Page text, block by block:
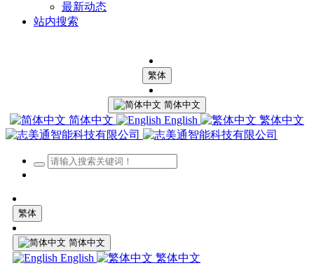
最新动态
站内搜索
繁体
简体中文
简体中文 English 繁体中文
繁体
简体中文
English 繁体中文